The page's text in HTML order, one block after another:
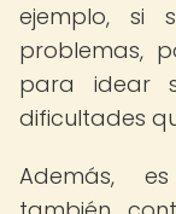
ejemplo, si
problemas,
para idear
dificultades
Además,